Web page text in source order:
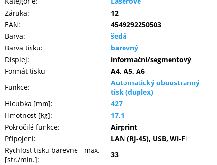
Záruka:
12
EAN:
4549292250503
Barva:
šedá
Barva tisku:
barevný
Displej:
informační/segmentový
Formát tisku:
A4, A5, A6
Funkce:
Automatický oboustranný
tisk (duplex)
Hloubka [mm]:
427
Hmotnost [kg]:
17,1
Pokročilé funkce:
Airprint
Připojení:
LAN (RJ-45), USB, Wi-Fi
Rychlost tisku barevně - max.
[str./min.]:
33